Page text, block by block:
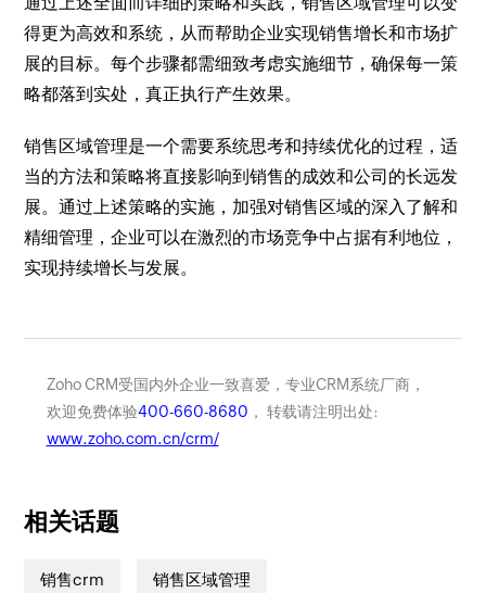
得更为高效和系统，从而帮助企业实现销售增长和市场扩
展的目标。每个步骤都需细致考虑实施细节，确保每一策
略都落到实处，真正执行产生效果。
销售区域管理是一个需要系统思考和持续优化的过程，适
当的方法和策略将直接影响到销售的成效和公司的长远发
展。通过上述策略的实施，加强对销售区域的深入了解和
精细管理，企业可以在激烈的市场竞争中占据有利地位，
实现持续增长与发展。
Zoho CRM受国内外企业一致喜爱，专业CRM系统厂商，
欢迎免费体验400-660-8680 ， 转载请注明出处:
www.zoho.com.cn/crm/
相关话题
销售crm 销售区域管理